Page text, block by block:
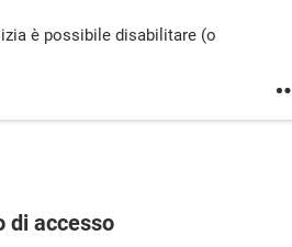
è possibile disabilitare (o
di accesso